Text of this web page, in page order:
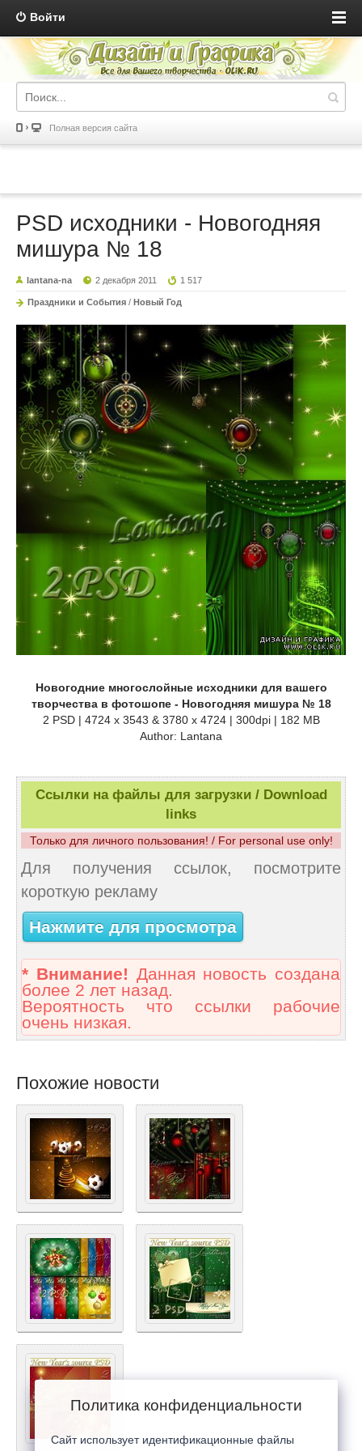
Войти
Полная версия сайта
PSD исходники - Новогодняя
мишура № 18
lantana-na 2 декабря 2011 1 517
Праздники и События / Новый Год
Новогодние многослойные исходники для вашего
творчества в фотошопе - Новогодняя мишура № 18
2 PSD | 4724 x 3543 & 3780 x 4724 | 300dpi | 182 MB
Author: Lantana
Ссылки на файлы для загрузки / Download
links
Только для личного пользования! / For personal use only!
Для получения ссылок, посмотрите
короткую рекламу
Нажмите для просмотра
* Внимание! Данная новость создана
более 2 лет назад.
Вероятность что ссылки рабочие
очень низкая.
Похожие новости
Политика конфиденциальности
Сайт использует идентификационные файлы